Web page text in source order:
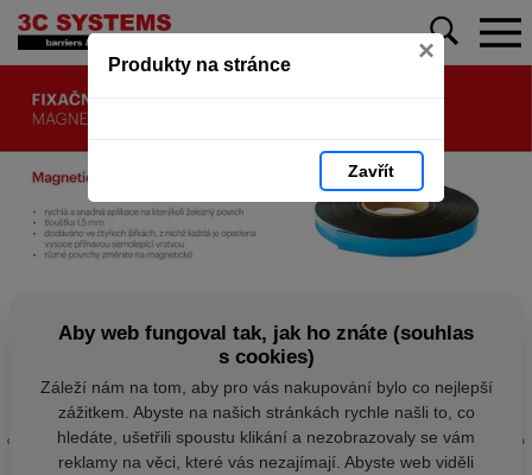
Produkty na stránce ×
Zavřít
Aby web fungoval tak, jak ho znáte (souhlas
s cookies)
Záleží nám na tom, aby pro vás nakupování bylo co nejlepší
zážitkem. Abyste na našich stránkách rychle našli to, co
hledáte, ušetřili spoustu klikání a nezobrazovaly se vám
reklamy na věci, které vás nezajímají. Abyste web viděli